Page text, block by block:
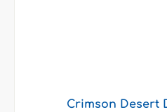
Crimson Desert